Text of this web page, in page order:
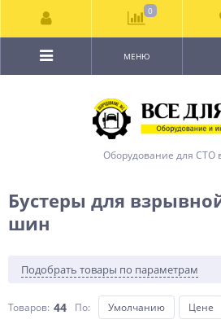
Оборудование для СТО
МЕНЮ
Бустеры для
шин
Подобрать товары по параметрам
Товаров: 44 По: Умолчанию Цене
0